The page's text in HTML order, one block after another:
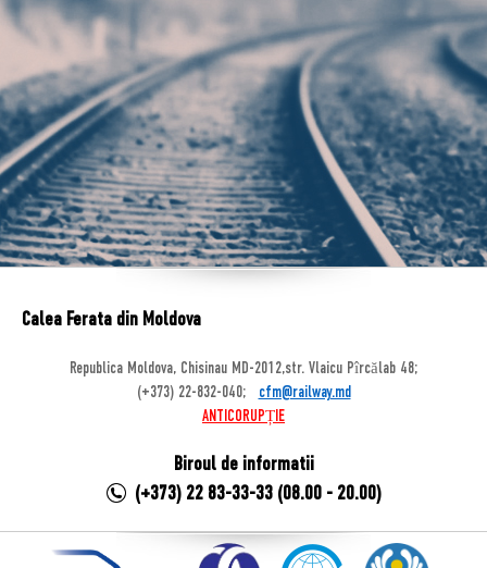
Calea Ferata din Moldova
Republica Moldova, Chisinau MD-2012,str. Vlaicu Pîrcălab 48;
(+373) 22-832-040;
cfm@railway.md
ANTICORUPȚIE
Biroul de informatii
(+373) 22 83-33-33 (08.00 - 20.00)